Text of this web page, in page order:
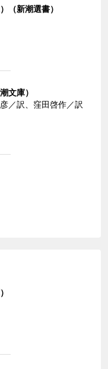
（新潮選書）
文庫）
／訳、窪田啓作／訳